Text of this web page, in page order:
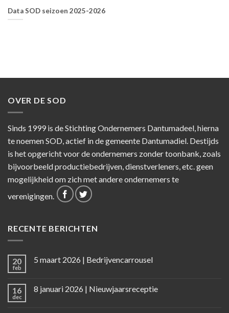
Data SOD seizoen 2025-2026
OVER DE SOD
Sinds 1999 is de Stichting Ondernemers Dantumadeel, hierna
te noemen SOD, actief in de gemeente Dantumadiel. Destijds
is het opgericht voor de ondernemers zonder toonbank, zoals
bijvoorbeeld productiebedrijven, dienstverleners, etc. geen
mogelijkheid om zich met andere ondernemers te
verenigingen.
RECENTE BERICHTEN
20
feb
5 maart 2026 | Bedrijvencarrousel
16
dec
8 januari 2026 | Nieuwjaarsreceptie